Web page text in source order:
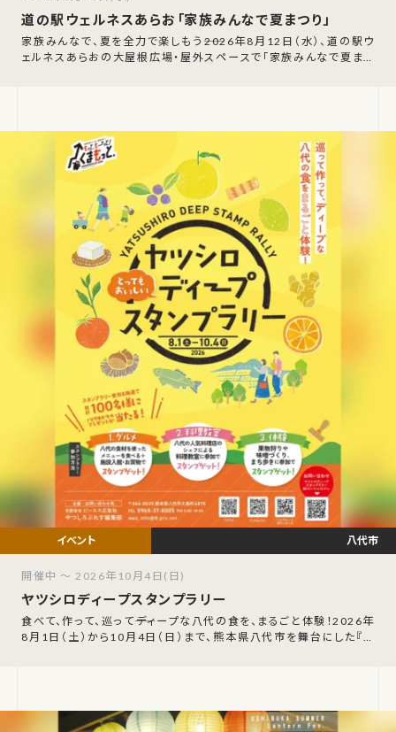
道の駅ウェルネスあらお「家族みんなで夏まつり」
家族みんなで、夏を全力で楽しもう――2026年8月12日（水）、道の駅ウ
ェルネスあらおの大屋根広場・屋外スペースで「家族みんなで夏まつ
ヤツシロディープスタンプラリー
食べて、作って、巡って――ディープな八代の食を、まるごと体験！2026年
8月1日（土）から10月4日（日）まで、熊本県八代市を舞台にした『ヤ
八代市
開催中 ～ 2026年10月4日(日)